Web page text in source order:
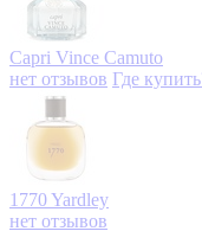
Capri Vince Camuto
нет отзывов Где
1770Yardley
нет отзывов